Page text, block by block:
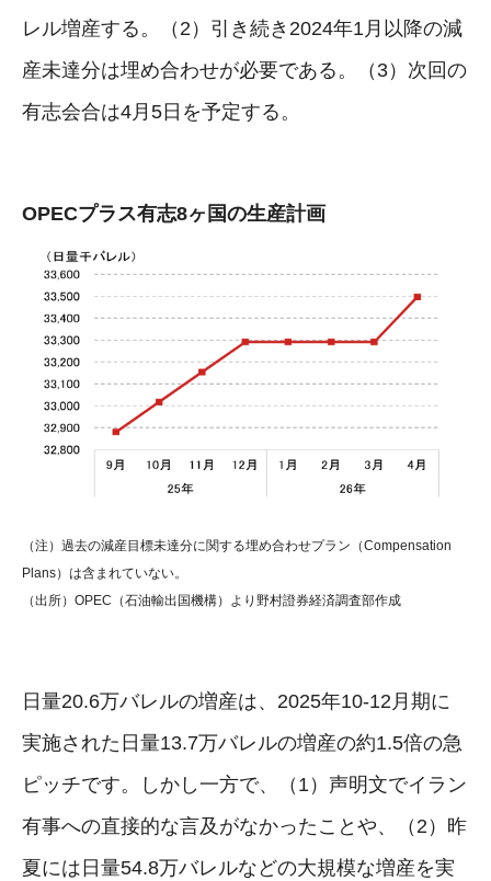
レル増産する。（2）引き続き2024年1月以降の減
産未達分は埋め合わせが必要である。（3）次回の
有志会合は4月5日を予定する。
OPECプラス有志8ヶ国の生産計画
（注）過去の減産目標未達分に関する埋め合わせプラン（Compensation
Plans）は含まれていない。
（出所）OPEC（石油輸出国機構）より野村證券経済調査部作成
日量20.6万バレルの増産は、2025年10-12月期に
実施された日量13.7万バレルの増産の約1.5倍の急
ピッチです。しかし一方で、（1）声明文でイラン
有事への直接的な言及がなかったことや、（2）昨
夏には日量54.8万バレルなどの大規模な増産を実